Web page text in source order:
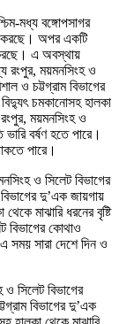
মধ্য বঙ্গোপসাগর
করছে। অপর একটি
এ অবস্থায়
রংপুর, ময়মনসিংহ ও
ও চট্টগ্রাম বিভাগের
চমকানোসহ হালকা
রংপুর, ময়মনসিংহ ও
বর্ষণ হতে পারে।
পারে।
ও সিলেট বিভাগের
দু’এক জায়গায়
মাঝারি ধরনের বৃষ্টি
বিভাগের কোথাও
সময় সারা দেশে দিন ও
ও সিলেট বিভাগের
বিভাগের দু’এক